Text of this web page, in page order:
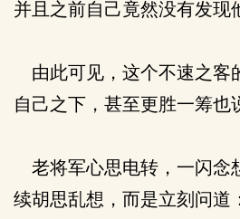
并且之前自己竟然没有发现
由此可见，这个不速之客
自己之下，甚至更胜一筹也
老将军心思电转，一闪念
续胡思乱想，而是立刻问道